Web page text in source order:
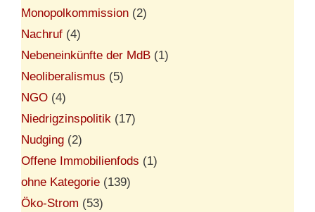
Monopolkommission (2)
Nachruf (4)
Nebeneinkünfte der MdB (1)
Neoliberalismus (5)
NGO (4)
Niedrigzinspolitik (17)
Nudging (2)
Offene Immobilienfods (1)
ohne Kategorie (139)
Öko-Strom (53)